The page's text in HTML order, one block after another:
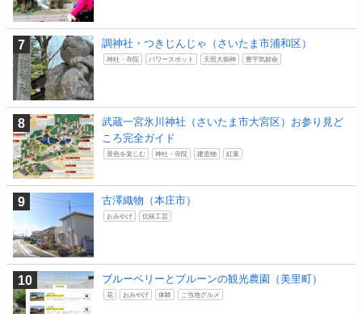
調神社・つきじんじゃ（さいたま市浦和区）
神社・寺院 パワースポット 天照大御神 豊宇気姫命
武蔵一宮氷川神社（さいたま市大宮区）お参り見ど
ころ完全ガイド
景色を楽しむ 神社・寺院 建造物 紅葉
古澤織物（本庄市）
おみやげ 伝統工芸
ブルーベリーとプルーンの観光農園（美里町）
花 おみやげ 体験 ご当地グルメ